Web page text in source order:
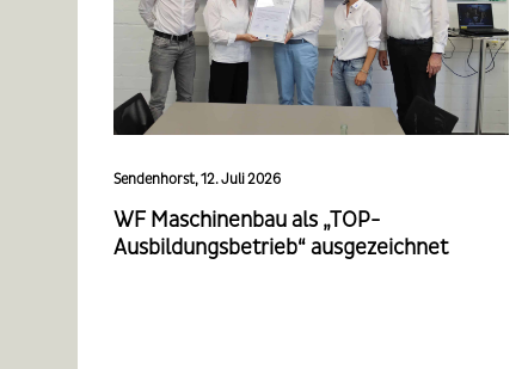
Sendenhorst, 12. Juli 2026
WF Maschinenbau als „TOP-
Ausbildungsbetrieb“ ausgezeichnet